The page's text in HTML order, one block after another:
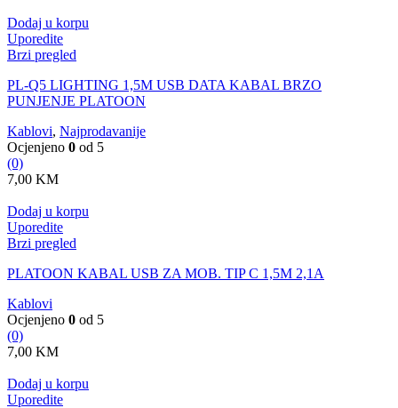
Dodaj u korpu
Uporedite
Brzi pregled
PL-Q5 LIGHTING 1,5M USB DATA KABAL BRZO
PUNJENJE PLATOON
Kablovi, Najprodavanije
Ocjenjeno 0 od 5
(0)
7,00 KM
Dodaj u korpu
Uporedite
Brzi pregled
PLATOON KABAL USB ZA MOB. TIP C 1,5M 2,1A
Kablovi
Ocjenjeno 0 od 5
(0)
7,00 KM
Dodaj u korpu
Uporedite